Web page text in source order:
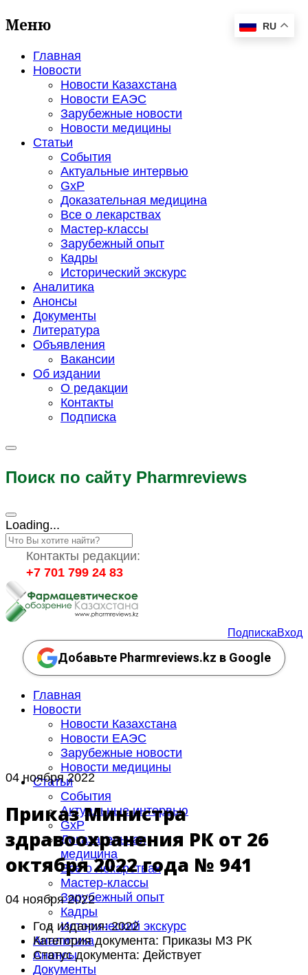
Меню
Главная
Новости
Новости Казахстана
Новости ЕАЭС
Зарубежные новости
Новости медицины
Статьи
События
Актуальные интервью
GxP
Доказательная медицина
Все о лекарствах
Мастер-классы
Зарубежный опыт
Кадры
Исторический экскурс
Аналитика
Анонсы
Документы
Литература
Объявления
Вакансии
Об издании
О редакции
Контакты
Подписка
Поиск по сайту Pharmreviews
Loading...
Контакты редакции:
+7 701 799 24 83
RU
ПодпискаВход
Добавьте Pharmreviews.kz в Google
Главная
Новости
Новости Казахстана
Новости ЕАЭС
Зарубежные новости
Новости медицины
Статьи
События
Актуальные интервью
GxP
Доказательная
медицина
Все о лекарствах
Мастер-классы
Зарубежный опыт
Кадры
Исторический экскурс
Аналитика
Анонсы
Документы
04 ноября 2022
Приказ Министра
здравоохранения РК от 26
октября 2022 года № 941
04 ноября 2022
Год издания:2022
Категория документа: Приказы МЗ РК
Статус документа: Действует